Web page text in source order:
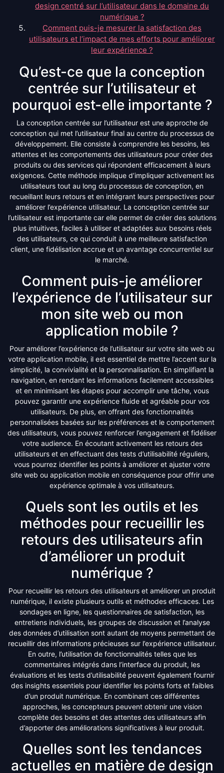
design centré sur l’utilisateur dans le domaine du
numérique ?
Comment puis-je mesurer la satisfaction des
utilisateurs et l’impact de mes efforts pour améliorer
leur expérience ?
Qu’est-ce que la conception
centrée sur l’utilisateur et
pourquoi est-elle importante ?
La conception centrée sur l’utilisateur est une approche de
conception qui met l’utilisateur final au centre du processus de
développement. Elle consiste à comprendre les besoins, les
attentes et les comportements des utilisateurs pour créer des
produits ou des services qui répondent efficacement à leurs
exigences. Cette méthode implique d’impliquer activement les
utilisateurs tout au long du processus de conception, en
recueillant leurs retours et en intégrant leurs perspectives pour
améliorer l’expérience utilisateur. La conception centrée sur
l’utilisateur est importante car elle permet de créer des solutions
plus intuitives, faciles à utiliser et adaptées aux besoins réels
des utilisateurs, ce qui conduit à une meilleure satisfaction
client, une fidélisation accrue et un avantage concurrentiel sur
le marché.
Comment puis-je améliorer
l’expérience de l’utilisateur sur
mon site web ou mon
application mobile ?
Pour améliorer l’expérience de l’utilisateur sur votre site web ou
votre application mobile, il est essentiel de mettre l’accent sur la
simplicité, la convivialité et la personnalisation. En simplifiant la
navigation, en rendant les informations facilement accessibles
et en minimisant les étapes pour accomplir une tâche, vous
pouvez garantir une expérience fluide et agréable pour vos
utilisateurs. De plus, en offrant des fonctionnalités
personnalisées basées sur les préférences et le comportement
des utilisateurs, vous pouvez renforcer l’engagement et fidéliser
votre audience. En écoutant activement les retours des
utilisateurs et en effectuant des tests d’utilisabilité réguliers,
vous pourrez identifier les points à améliorer et ajuster votre
site web ou application mobile en conséquence pour offrir une
expérience optimale à vos utilisateurs.
Quels sont les outils et les
méthodes pour recueillir les
retours des utilisateurs afin
d’améliorer un produit
numérique ?
Pour recueillir les retours des utilisateurs et améliorer un produit
numérique, il existe plusieurs outils et méthodes efficaces. Les
sondages en ligne, les questionnaires de satisfaction, les
entretiens individuels, les groupes de discussion et l’analyse
des données d’utilisation sont autant de moyens permettant de
recueillir des informations précieuses sur l’expérience utilisateur.
En outre, l’utilisation de fonctionnalités telles que les
commentaires intégrés dans l’interface du produit, les
évaluations et les tests d’utilisabilité peuvent également fournir
des insights essentiels pour identifier les points forts et faibles
d’un produit numérique. En combinant ces différentes
approches, les concepteurs peuvent obtenir une vision
complète des besoins et des attentes des utilisateurs afin
d’apporter des améliorations significatives à leur produit.
Quelles sont les tendances
actuelles en matière de design